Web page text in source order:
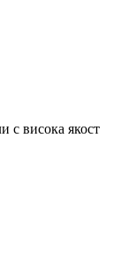
с висока якост